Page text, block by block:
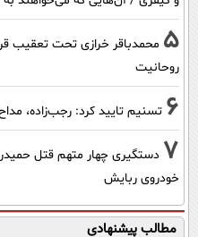
5 محمدباقر خرازی تحت تعقیب
روحانیت
6 تسنیم تایید کرد: رجب‌زاده،
7 دستگیری چهار متهم قتل
خودروی ربایش
مطالب پیشنهادی